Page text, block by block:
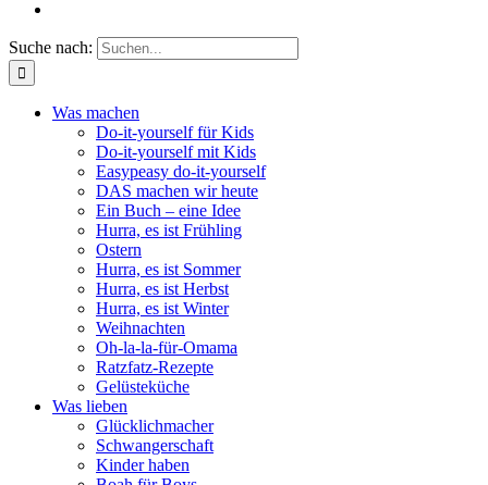
Suche nach:
Was machen
Do-it-yourself für Kids
Do-it-yourself mit Kids
Easypeasy do-it-yourself
DAS machen wir heute
Ein Buch – eine Idee
Hurra, es ist Frühling
Ostern
Hurra, es ist Sommer
Hurra, es ist Herbst
Hurra, es ist Winter
Weihnachten
Oh-la-la-für-Omama
Ratzfatz-Rezepte
Gelüsteküche
Was lieben
Glücklichmacher
Schwangerschaft
Kinder haben